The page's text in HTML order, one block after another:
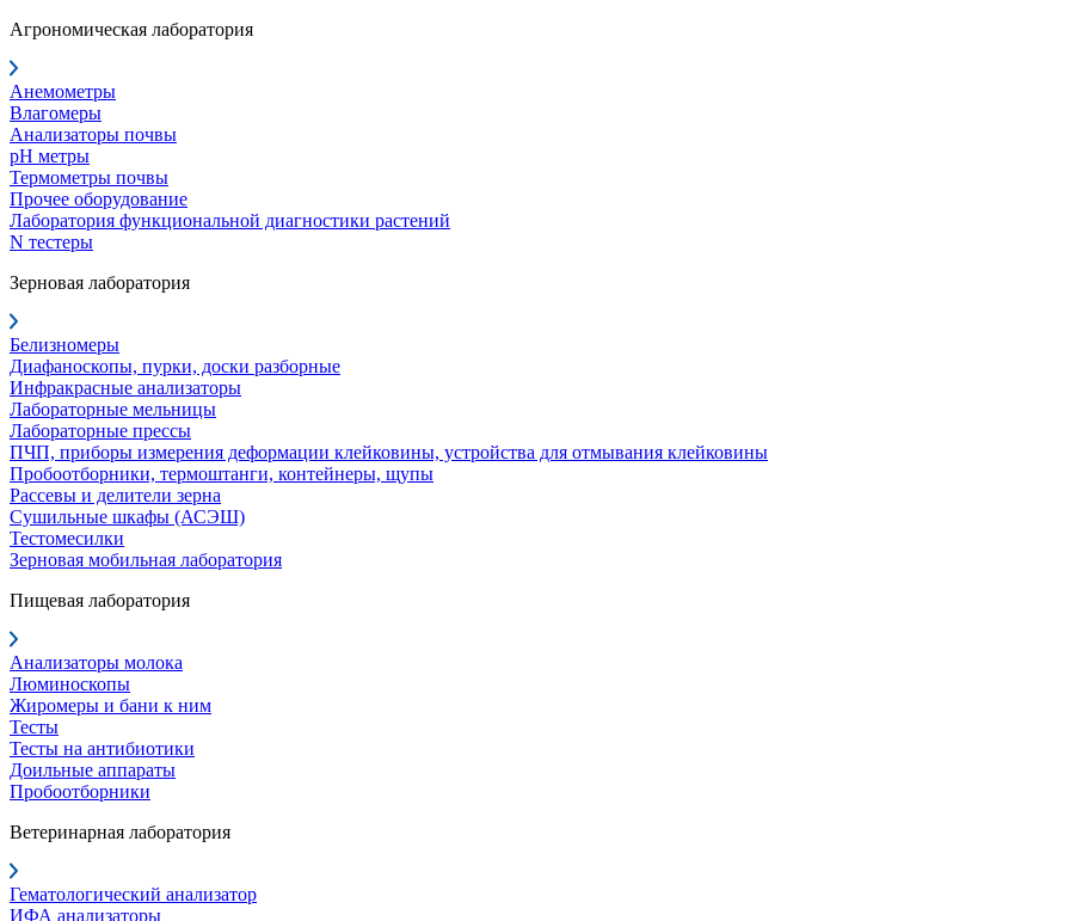
Агрономическая лаборатория
Анемометры
Влагомеры
Анализаторы почвы
pH метры
Термометры почвы
Прочее оборудование
Лаборатория функциональной диагностики растений
N тестеры
Зерновая лаборатория
Белизномеры
Диафаноскопы, пурки, доски разборные
Инфракрасные анализаторы
Лабораторные мельницы
Лабораторные прессы
ПЧП, приборы измерения деформации клейковины, устройства для отмывания клейковины
Пробоотборники, термоштанги, контейнеры, щупы
Рассевы и делители зерна
Сушильные шкафы (АСЭШ)
Тестомесилки
Зерновая мобильная лаборатория
Пищевая лаборатория
Анализаторы молока
Люминоскопы
Жиромеры и бани к ним
Тесты
Тесты на антибиотики
Доильные аппараты
Пробоотборники
Ветеринарная лаборатория
Гематологический анализатор
ИФА анализаторы